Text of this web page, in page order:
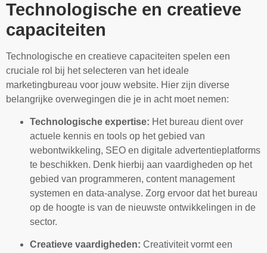
Technologische en creatieve
capaciteiten
Technologische en creatieve capaciteiten spelen een
cruciale rol bij het selecteren van het ideale
marketingbureau voor jouw website. Hier zijn diverse
belangrijke overwegingen die je in acht moet nemen:
Technologische expertise: Het bureau dient over
actuele kennis en tools op het gebied van
webontwikkeling, SEO en digitale advertentieplatforms
te beschikken. Denk hierbij aan vaardigheden op het
gebied van programmeren, content management
systemen en data-analyse. Zorg ervoor dat het bureau
op de hoogte is van de nieuwste ontwikkelingen in de
sector.
Creatieve vaardigheden: Creativiteit vormt een